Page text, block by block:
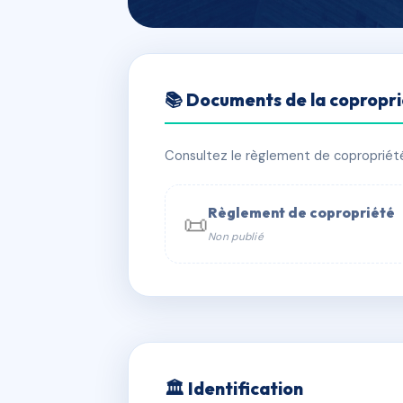
COPROPRIETE
📍 20 r des minimes 25230
📞 Contacter Syndic Digital
📚 Documents de la
Consultez le règlement de
📜Règlement de copropriété
Non publié
🏛 Identification